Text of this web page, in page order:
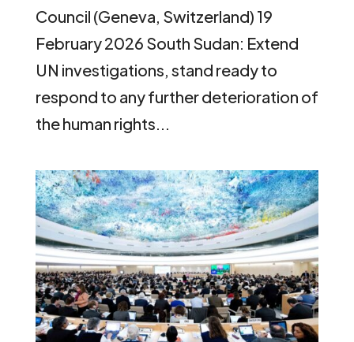
Council (Geneva, Switzerland) 19
February 2026 South Sudan: Extend
UN investigations, stand ready to
respond to any further deterioration of
the human rights...